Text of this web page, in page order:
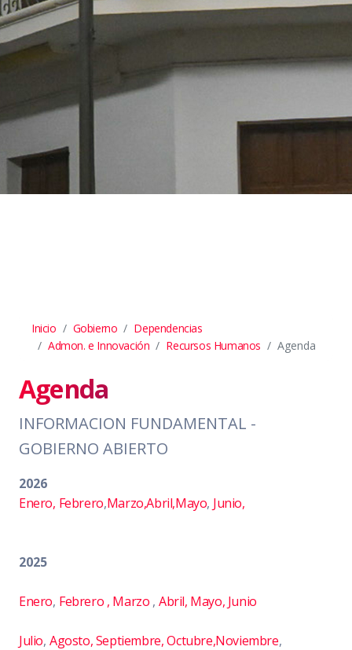
Inicio Gobierno
Dependencias
Admon. e Innovación
Recursos Humanos Agenda
Agenda
INFORMACION FUNDAMENTAL -
GOBIERNO ABIERTO
2026
Enero, Febrero,Marzo,Abril,Mayo, Junio,
2025
Enero, Febrero , Marzo ,Abril, Mayo, Junio
Julio, Agosto,Septiembre, Octubre,Noviembre,